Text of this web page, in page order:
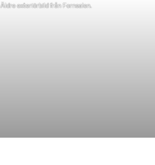
Äldre exteriörbild från Fornsalen.